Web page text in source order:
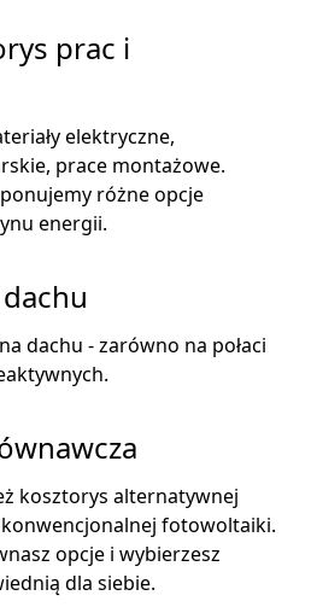
prac i
elektryczne,
prace montażowe.
różne opcje
energii.
dachu - zarówno na połaci
kosztorys alternatywnej
fotowoltaiki.
opcje i wybierzesz
dla siebie.